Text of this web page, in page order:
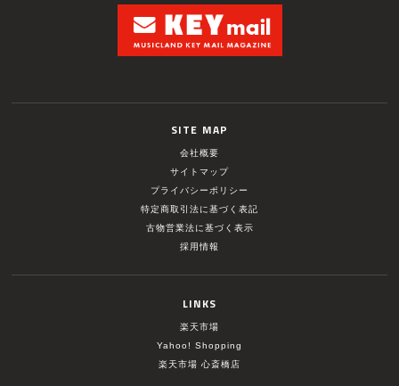
SITE MAP
会社概要
サイトマップ
プライバシーポリシー
特定商取引法に基づく表記
古物営業法に基づく表示
採用情報
LINKS
楽天市場
Yahoo! Shopping
楽天市場 心斎橋店